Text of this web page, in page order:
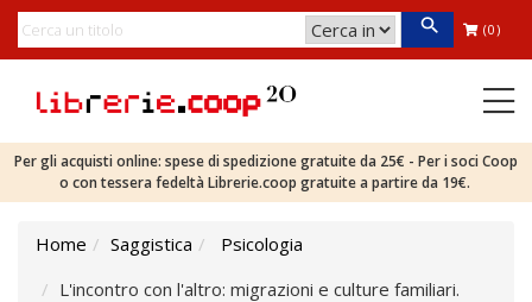
(0)
Per gli acquisti online: spese di spedizione gratuite da 25€ - Per i soci Coop
o con tessera fedeltà Librerie.coop gratuite a partire da 19€.
Home Saggistica
Psicologia
L'incontro con l'altro: migrazioni e culture familiari.